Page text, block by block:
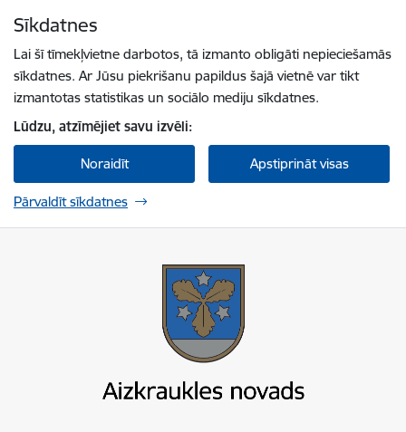
Sīkdatnes
Lai šī tīmekļvietne darbotos, tā izmanto obligāti nepieciešamās
sīkdatnes. Ar Jūsu piekrišanu papildus šajā vietnē var tikt
izmantotas statistikas un sociālo mediju sīkdatnes.
Lūdzu, atzīmējiet savu izvēli:
Noraidīt Apstiprināt visas
Pārvaldīt sīkdatnes